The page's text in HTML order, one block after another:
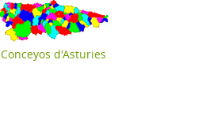
Conceyos d'Asturies